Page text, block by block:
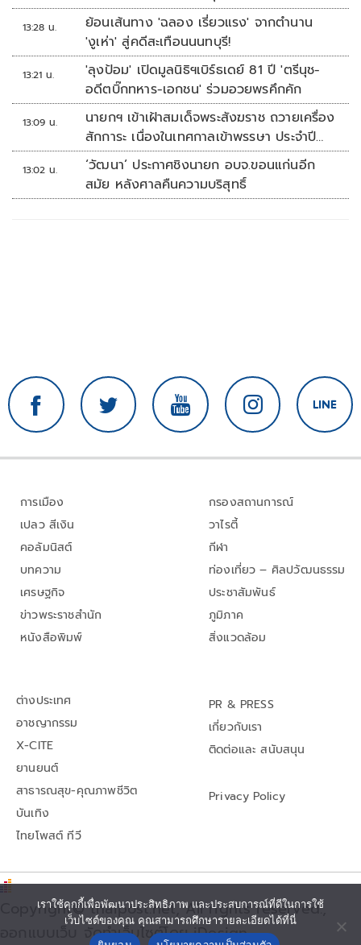
เซ็นอนุมัติเรียบร้อย
13:28 น.
ย้อนเส้นทาง 'ฉลอง เรี่ยวแรง' จากตำนาน
'งูเห่า' สู่คดีสะเทือนนนทบุรี!
13:21 น.
'ลุงป้อม' เปิดมูลนิธิฯเบิร์ธเดย์ 81 ปี 'ตรีนุช-
อดีตบิ๊กทหาร-เอกชน' ร่วมอวยพรคึกคัก
13:09 น.
นายกฯ เข้าเฝ้าสมเด็จพระสังฆราช ถวายเครื่อง
สักการะ เนื่องในเทศกาลเข้าพรรษา ประจำปี
2569
13:02 น.
‘วัฒนา’ ประกาศชิงนายก อบจ.ขอนแก่นอีก
สมัย หลังศาลคืนความบริสุทธิ์
การเมือง
เปลว สีเงิน
คอลัมนิสต์
บทความ
เศรษฐกิจ
ข่าวพระราชสำนัก
หนังสือพิมพ์
กรองสถานการณ์
วาไรตี้
กีฬา
ท่องเที่ยว – ศิลปวัฒนธรรม
ประชาสัมพันธ์
ภูมิภาค
สิ่งแวดล้อม
ต่างประเทศ
อาชญากรรม
X-CITE
ยานยนต์
สาธารณสุข-คุณภาพชีวิต
บันเทิง
ไทยโพสต์ ทีวี
PR & PRESS
เกี่ยวกับเรา
ติดต่อและ สนับสนุน
Privacy Policy
Copyright© thaipost.net, All rights reserved.,
ออกแบบเว็บ จัดทำเว็บไซต์โดย iDesign
เราใช้คุกกี้เพื่อพัฒนาประสิทธิภาพ และประสบการณ์ที่ดีในการใช้
เว็บไซต์ของคุณ คุณสามารถศึกษารายละเอียดได้ที่นี่